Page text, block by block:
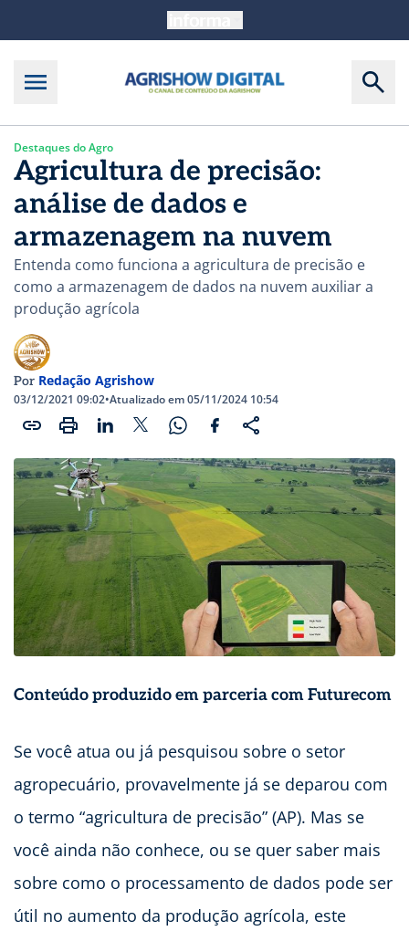
Destaques do Agro
Agricultura de precisão:
análise de dados e
armazenagem na nuvem
Entenda como funciona a agricultura de precisão e
como a armazenagem de dados na nuvem auxiliar a
produção agrícola
Por Redação Agrishow
03/12/2021 09:02•Atualizado em 05/11/2024 10:54
Conteúdo produzido em parceria comFuturecom
Se você atua ou já pesquisou sobre o setor
agropecuário, provavelmente já se deparou com
o termo “agricultura de precisão” (AP). Mas se
você ainda não conhece, ou se quer saber mais
sobre como o processamento de dados pode ser
útil no aumento da produção agrícola, este